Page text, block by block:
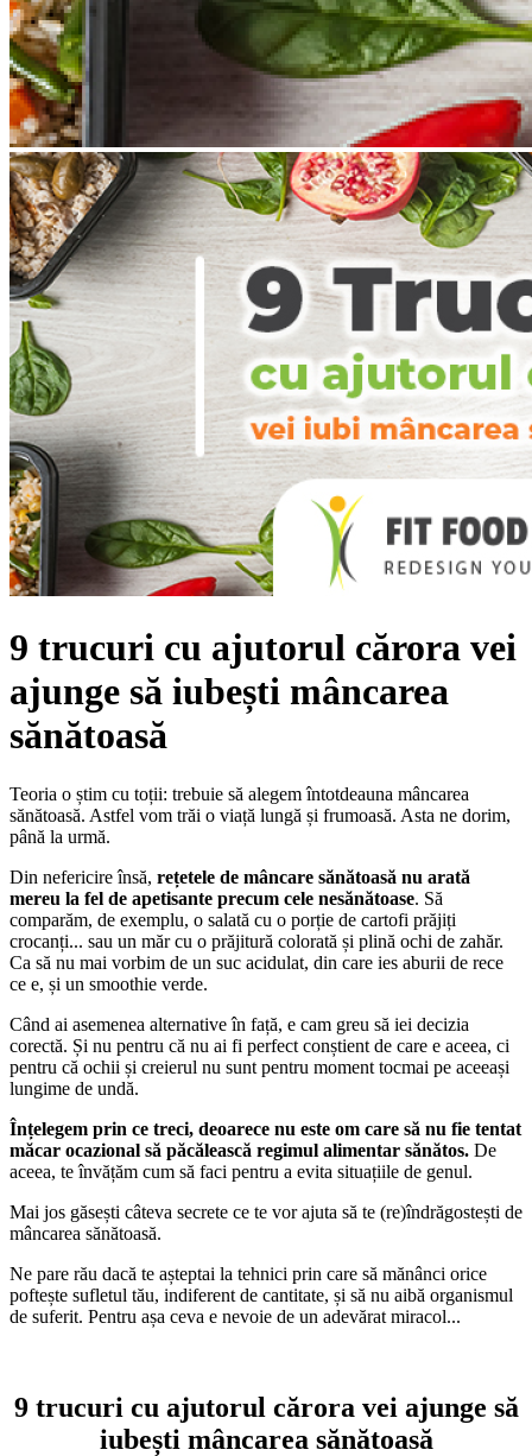
9 trucuri cu ajutorul cărora vei
ajunge să iubești mâncarea
sănătoasă
Teoria o știm cu toții: trebuie să alegem întotdeauna mâncarea
sănătoasă. Astfel vom trăi o viață lungă și frumoasă. Asta ne dorim,
până la urmă.
Din nefericire însă, rețetele de mâncare sănătoasă nu arată
mereu la fel de apetisante precum cele nesănătoase. Să
comparăm, de exemplu, o salată cu o porție de cartofi prăjiți
crocanți... sau un măr cu o prăjitură colorată și plină ochi de zahăr.
Ca să nu mai vorbim de un suc acidulat, din care ies aburii de rece
ce e, și un smoothie verde.
Când ai asemenea alternative în față, e cam greu să iei decizia
corectă. Și nu pentru că nu ai fi perfect conștient de care e aceea, ci
pentru că ochii și creierul nu sunt pentru moment tocmai pe aceeași
lungime de undă.
Înțelegem prin ce treci, deoarece nu este om care să nu fie tentat
măcar ocazional să păcălească regimul alimentar sănătos. De
aceea, te învățăm cum să faci pentru a evita situațiile de genul.
Mai jos găsești câteva secrete ce te vor ajuta să te (re)îndrăgostești de
mâncarea sănătoasă.
Ne pare rău dacă te așteptai la tehnici prin care să mănânci orice
poftește sufletul tău, indiferent de cantitate, și să nu aibă organismul
de suferit. Pentru așa ceva e nevoie de un adevărat miracol...
9 trucuri cu ajutorul cărora vei ajunge să
iubești mâncarea sănătoasă